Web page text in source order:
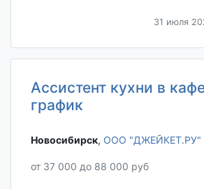
31 июля
Ассистент кухни в
график
Новосибирск‎, ООО "ДЖЕЙКЕТ.РУ"
от 37 000 до 88 000 руб